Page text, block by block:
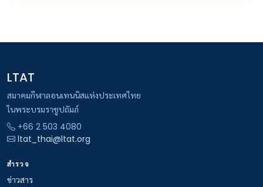
LTAT
สมาคมกีฬาลอนเทนนิสแห่งประเทศไทย
ในพระบรมราชูปถัมภ์
+66 2 503 4080
ltat_thai@ltat.org
สำรวจ
ข่าวสาร